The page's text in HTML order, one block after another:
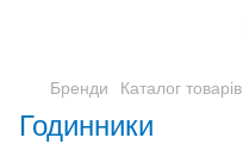
Бренди Каталог товарів
Годинники